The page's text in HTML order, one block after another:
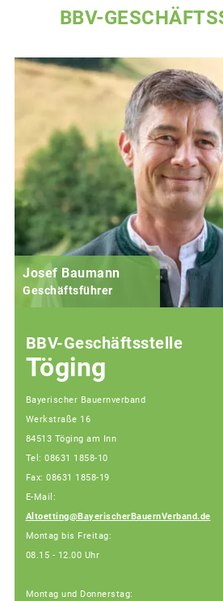
BBV-
Josef Baumann
Geschäftsführer
BBV-Geschäftsstelle
Töging
Bayerischer Bauernverband
Werkstraße 16
84513 Töging am Inn
Tel: 08631 1858-10
Fax: 08631 1858-19
E-Mail:
Altoetting@BayerischerBauernVerband.de
Montag bis Freitag:
08.15 - 12.00 Uhr
Montag und Donnerstag: